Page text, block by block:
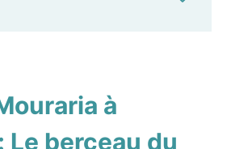
à
Le berceau du